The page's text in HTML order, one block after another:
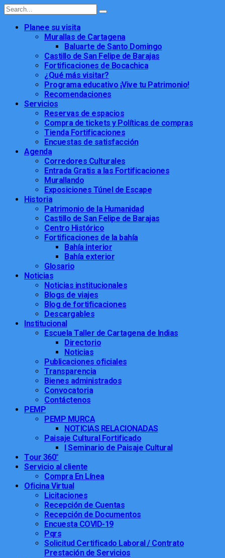
Planee su visita
Murallas de Cartagena
Baluarte de Santo Domingo
Castillo de San Felipe de Barajas
Fortificaciones de Bocachica
¿Qué más visitar?
Programa educativo ¡Vive tu Patrimonio!
Recomendaciones
Servicios
Reservas de espacios
Compra de tickets y Políticas de compras
Tienda Fortificaciones
Encuestas de satisfacción
Agenda
Corredores Culturales
Entrada Gratis a las Fortificaciones
Murallando
Exposiciones Túnel de Escape
Historia
Patrimonio de la Humanidad
Castillo de San Felipe de Barajas
Centro Histórico
Fortificaciones de la bahía
Bahía interior
Bahía exterior
Glosario
Noticias
Noticias institucionales
Blogs de viajes
Blog de fortificaciones
Descargables
Institucional
Escuela Taller de Cartagena de Indias
Directorio
Noticias
Publicaciones oficiales
Transparencia
Bienes administrados
Convocatoria
Contáctenos
PEMP
PEMP MURCA
NOTICIAS RELACIONADAS
Paisaje Cultural Fortificado
I Seminario de Paisaje Cultural
Tour 360°
Servicio al cliente
Compra En Línea
Oficina Virtual
Licitaciones
Recepción de Cuentas
Recepción de Documentos
Encuesta COVID-19
Pqrs
Solicitud Certificado Laboral / Contrato
Prestación de Servicios